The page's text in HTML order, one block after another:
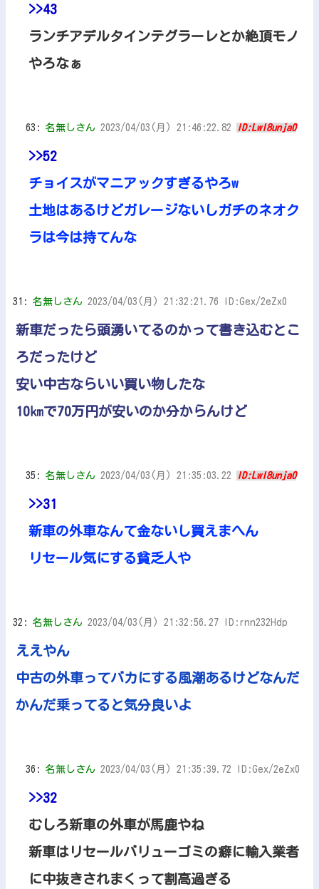
>>43
ランチアデルタインテグラーレとか絶頂モノ
やろなぁ
63: 名無しさん 2023/04/03(月) 21:46:22.82 ID:LwI8unja0
>>52
チョイスがマニアックすぎるやろw
土地はあるけどガレージないしガチのネオク
ラは今は持てんな
31: 名無しさん 2023/04/03(月) 21:32:21.76 ID:Gex/2eZx0
新車だったら頭湧いてるのかって書き込むとこ
ろだったけど
安い中古ならいい買い物したな
10㎞で70万円が安いのか分からんけど
35: 名無しさん 2023/04/03(月) 21:35:03.22 ID:LwI8unja0
>>31
新車の外車なんて金ないし買えまへん
リセール気にする貧乏人や
32: 名無しさん 2023/04/03(月) 21:32:56.27 ID:rnn232Hdp
ええやん
中古の外車ってバカにする風潮あるけどなんだ
かんだ乗ってると気分良いよ
36: 名無しさん 2023/04/03(月) 21:35:39.72 ID:Gex/2eZx0
>>32
むしろ新車の外車が馬鹿やね
新車はリセールバリューゴミの癖に輸入業者
に中抜きされまくって割高過ぎる